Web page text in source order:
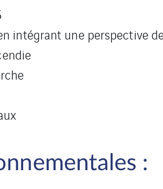
intégrant une perspective
: